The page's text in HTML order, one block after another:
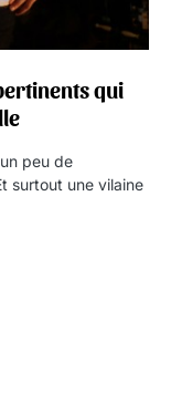
qui
peu de
surtout une vilaine